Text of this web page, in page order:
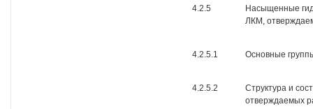
4.2.5
Насыщенные
ЛКМ,
4.2.5.1 Основные
4.2.5.2
Структура и
отверждаемых